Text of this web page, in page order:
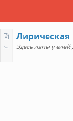
Лирическая
Здесь лапы у